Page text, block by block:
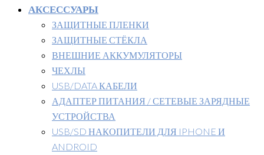
АКСЕССУАРЫ
ЗАЩИТНЫЕ ПЛЕНКИ
ЗАЩИТНЫЕ СТЁКЛА
ВНЕШНИЕ АККУМУЛЯТОРЫ
ЧЕХЛЫ
USB/DATA КАБЕЛИ
АДАПТЕР ПИТАНИЯ / СЕТЕВЫЕ ЗАРЯДНЫЕ
УСТРОЙСТВА
USB/SD НАКОПИТЕЛИ ДЛЯ IPHONE И
ANDROID